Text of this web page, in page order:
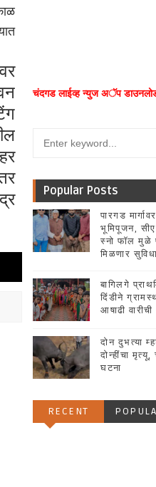
चंदगड लाईव्ह न्युज अॅप
Popular Posts
पारगड
भूमिपूजन,
स्नो फॉल मुळे
मिळणार सुविधा
बागिलगे
दिंडीने
आषाढी
दोन दुभत्या
दोन्हींचा
घटना
RECENT